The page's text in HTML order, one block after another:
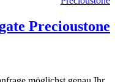
Precioustone